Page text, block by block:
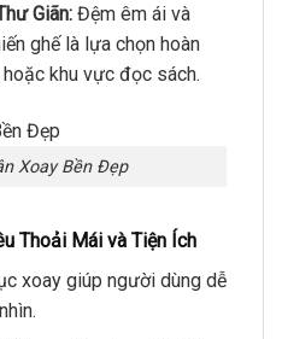
Giãn:Đệm êm ái và
ghế là lựa chọn hoàn
khu vực đọc sách.
Xoay Bền Đẹp
Thoải Mái và Tiện Ích
xoay giúp người dùng dễ